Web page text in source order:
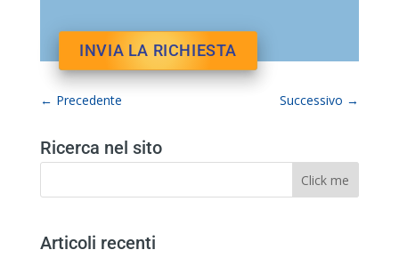
← Precedente Successivo →
Ricerca nel sito
Articoli recenti